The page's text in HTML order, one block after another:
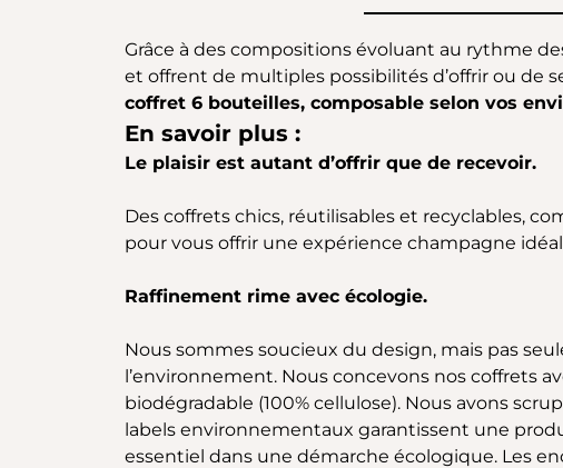
Grâce à des compositions évoluant au rythme
et offrent de multiples possibilités d’offrir ou de
coffret 6 bouteilles, composable selon vos
En savoir plus :
Le plaisir est autant d’offrir que de recevoir.
Des coffrets chics, réutilisables et recyclables,
pour vous offrir une expérience champagne
Raffinement rime avec écologie.
Nous sommes soucieux du design, mais pas
l’environnement. Nous concevons nos coffrets
biodégradable (100% cellulose). Nous avons
labels environnementaux garantissent une
essentiel dans une démarche écologique. Les